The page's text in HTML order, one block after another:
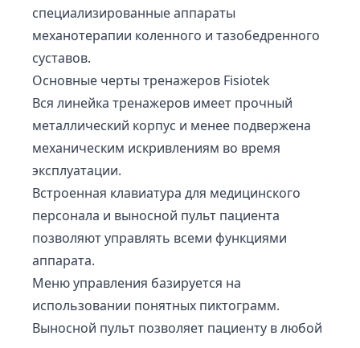
специализированные аппараты
механотерапии коленного и тазобедренного
суставов.
Основные черты тренажеров Fisiotek
Вся линейка тренажеров имеет прочный
металлический корпус и менее подвержена
механическим искривлениям во время
эксплуатации.
Встроенная клавиатура для медицинского
персонала и выносной пульт пациента
позволяют управлять всеми функциями
аппарата.
Меню управления базируется на
использовании понятных пиктограмм.
Выносной пульт позволяет пациенту в любой